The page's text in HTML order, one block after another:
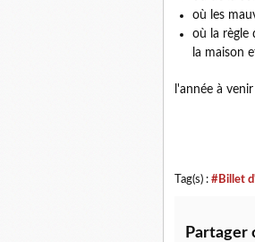
où les
où la règle
la maison
l'année à
Tag(s) : #Billet
Partager